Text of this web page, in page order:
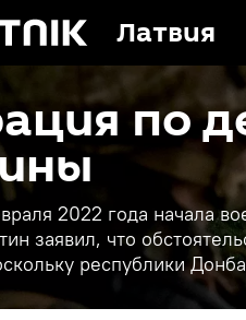
Латвия
по
2022 года начала
заявил, что
республики